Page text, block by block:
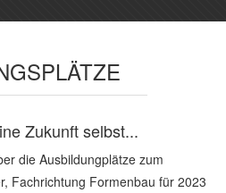
Zukunft selbst...
die Ausbildungplätze zum
Fachrichtung Formenbau für 2023